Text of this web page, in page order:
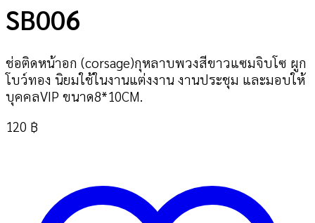
SB006
ช่อติดหน้าอก (corsage)กุหลาบพวงสีขาวแซมจิบโซ ผูก
โบว์ทอง นิยมใช้ในงานแต่งงาน งานประชุม และมอบให้
บุคคลVIP ขนาด8*10CM.
120 ฿